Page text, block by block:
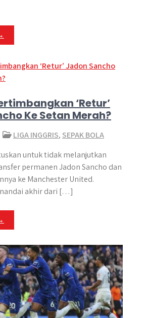
‘Retur’
Ke Setan Merah?
LIGA INGGRIS, SEPAK BOLA
untuk tidak melanjutkan
permanen Jadon Sancho dan
ke Manchester United.
akhir dari […]